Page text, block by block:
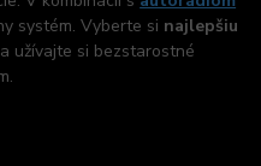
systém. Vyberte si najlepšiu
a užívajte si bezstarostné